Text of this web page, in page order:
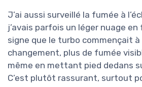
J’ai aussi surveillé la fumée à
j’avais parfois un léger nuage
signe que le turbo commençait
changement, plus de fumée
même en mettant pied dedans
C’est plutôt rassurant, surtout